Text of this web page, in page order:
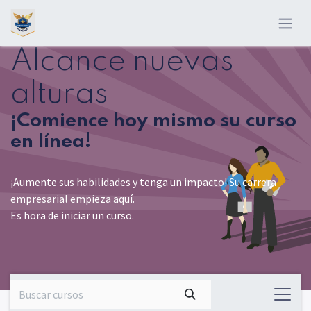
Alcance nuevas
alturas
¡Comience hoy mismo su curso
en línea!
¡Aumente sus habilidades y tenga un impacto! Su carrera
empresarial empieza aquí.
Es hora de iniciar un curso.